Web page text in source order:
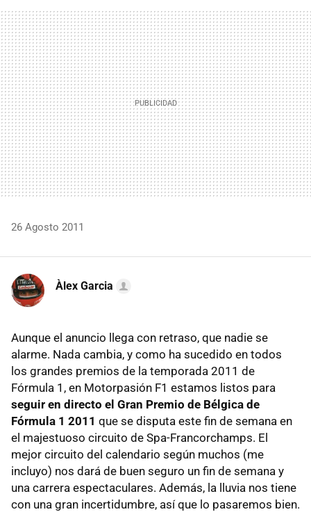
MAIL
26 Agosto 2011
Àlex Garcia
Aunque el anuncio llega con retraso, que nadie se
alarme. Nada cambia, y como ha sucedido en todos
los grandes premios de la temporada 2011 de
Fórmula 1, en Motorpasión F1 estamos listos para
seguir en directo el Gran Premio de Bélgica de
Fórmula 1 2011 que se disputa este fin de semana en
el majestuoso circuito de Spa-Francorchamps. El
mejor circuito del calendario según muchos (me
incluyo) nos dará de buen seguro un fin de semana y
una carrera espectaculares. Además, la lluvia nos tiene
con una gran incertidumbre, así que lo pasaremos bien.